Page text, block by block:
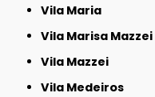
Vila Maria
Vila Marisa Mazzei
Vila Mazzei
Vila Medeiros